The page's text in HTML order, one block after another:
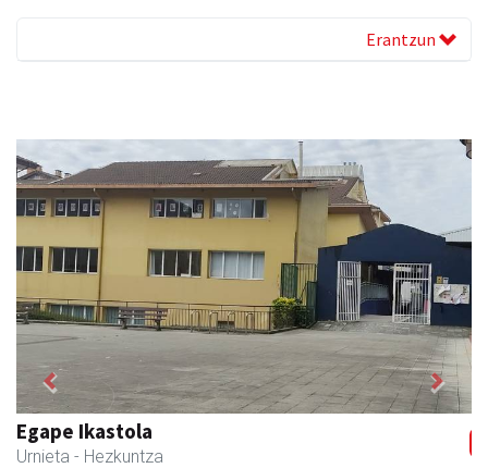
Erantzun
Magale Ikastetxea
Urnieta - Hezkuntza
Previous Next